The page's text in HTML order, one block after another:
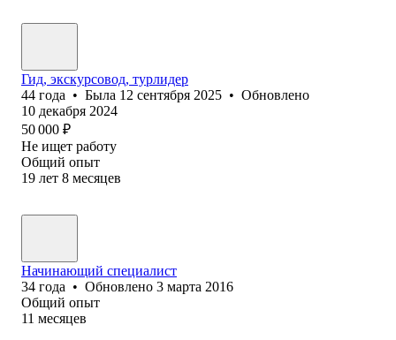
Гид, экскурсовод, турлидер
44 года • Была 12 сентября 2025 • Обновлено
10 декабря 2024
50 000 ₽
Не ищет работу
Общий опыт
19 лет 8 месяцев
Начинающий специалист
34 года • Обновлено 3 марта 2016
Общий опыт
11 месяцев